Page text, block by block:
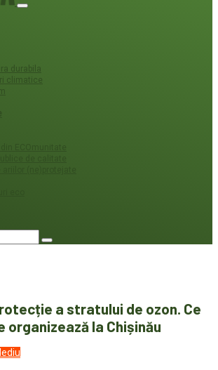
durabila
climatice
a stratului de ozon. Ce
organizează la Chișinău